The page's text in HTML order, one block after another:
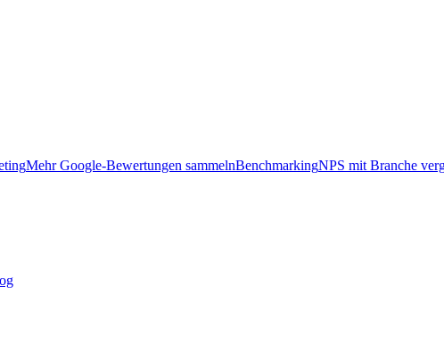
Mehr Google-Bewertungen sammelnBenchmarkingNPS mit Branche